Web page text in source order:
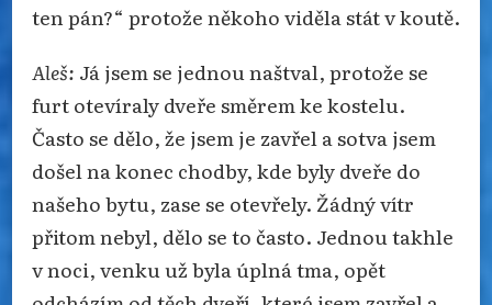
ten pán?“ protože někoho viděla stát v koutě.
Aleš: Já jsem se jednou naštval, protože se
furt otevíraly dveře směrem ke kostelu.
Často se dělo, že jsem je zavřel a sotva jsem
došel na konec chodby, kde byly dveře do
našeho bytu, zase se otevřely. Žádný vítr
přitom nebyl, dělo se to často. Jednou takhle
v noci, venku už byla úplná tma, opět